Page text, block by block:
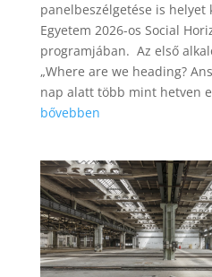
panelbeszélgetése is helyet
Egyetem 2026-os Social
programjában. Az első
„Where are we heading?
nap alatt több mint hetven
bővebben